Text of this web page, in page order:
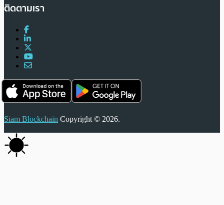
ติดตามเรา
Siam Blockchain Copyright © 2026.